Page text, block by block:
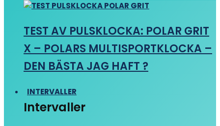
TEST AV PULSKLOCKA: POLAR GRIT
X – POLARS MULTISPORTKLOCKA –
DEN BÄSTA JAG HAFT ?
INTERVALLER
Intervaller